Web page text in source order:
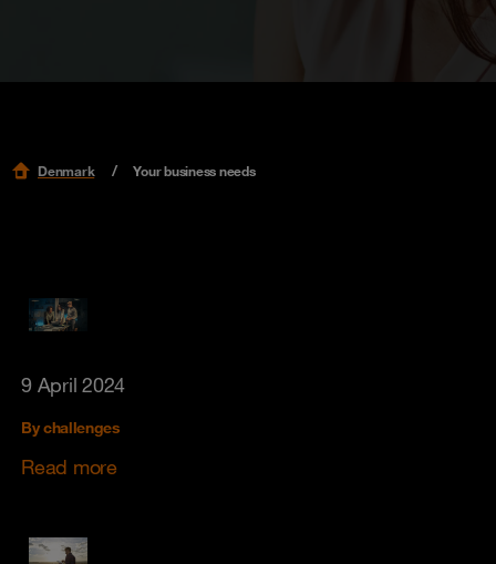
Denmark Your business needs
9 April 2024
By challenges
Read more